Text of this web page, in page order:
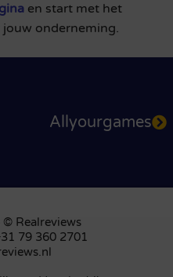
en start met het
jouw onderneming.
Allyourgames
Realreviews
79 360 2701